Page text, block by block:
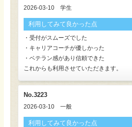
2026-03-10 学生
利用してみて良かった点
・受付がスムーズでした
・キャリアコーチが優しかった
・ベテラン感があり信頼できた
これからも利用させていただきます。
No.3223
2026-03-10 一般
利用してみて良かった点